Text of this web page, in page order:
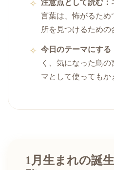
注意点として読む：
言葉は、怖がるた
所を見つけるための
今日のテーマにする
く、気になった鳥
マとして使ってもか
1月生まれの誕